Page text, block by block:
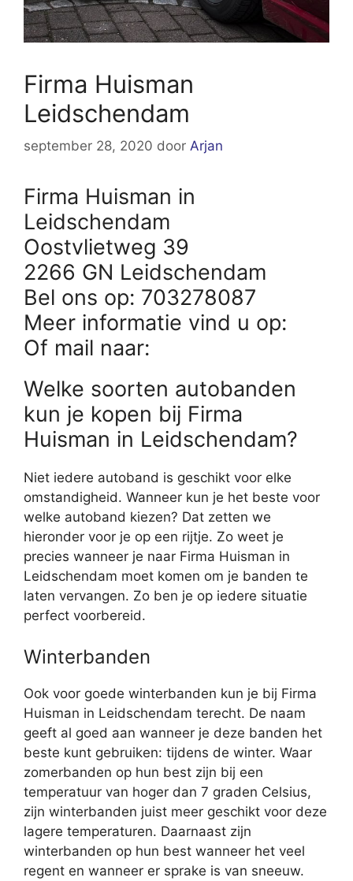
Firma Huisman
Leidschendam
september 28, 2020 door Arjan
Firma Huisman in
Leidschendam
Oostvlietweg 39
2266 GN Leidschendam
Bel ons op: 703278087
Meer informatie vind u op:
Of mail naar:
Welke soorten autobanden
kun je kopen bij Firma
Huisman in Leidschendam?
Niet iedere autoband is geschikt voor elke
omstandigheid. Wanneer kun je het beste voor
welke autoband kiezen? Dat zetten we
hieronder voor je op een rijtje. Zo weet je
precies wanneer je naar Firma Huisman in
Leidschendam moet komen om je banden te
laten vervangen. Zo ben je op iedere situatie
perfect voorbereid.
Winterbanden
Ook voor goede winterbanden kun je bij Firma
Huisman in Leidschendam terecht. De naam
geeft al goed aan wanneer je deze banden het
beste kunt gebruiken: tijdens de winter. Waar
zomerbanden op hun best zijn bij een
temperatuur van hoger dan 7 graden Celsius,
zijn winterbanden juist meer geschikt voor deze
lagere temperaturen. Daarnaast zijn
winterbanden op hun best wanneer het veel
regent en wanneer er sprake is van sneeuw.